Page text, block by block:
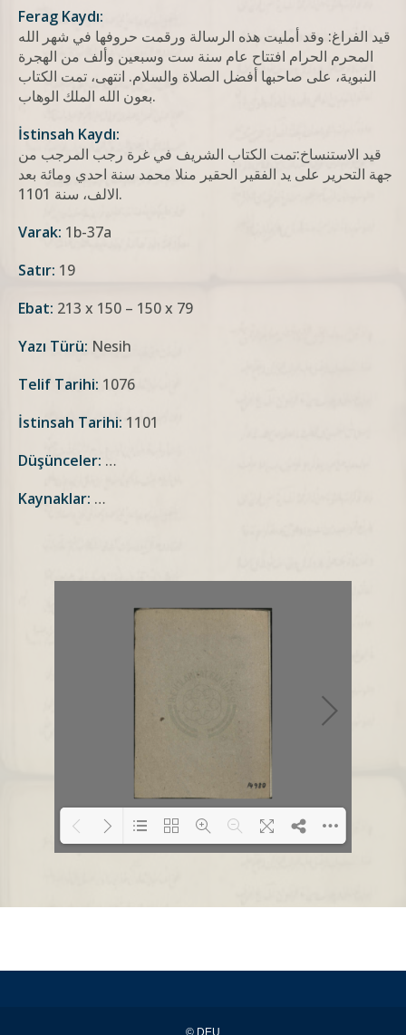
Ferag Kaydı:
قيد الفراغ: وقد أمليت هذه الرسالة ورقمت حروفها في شهر الله
المحرم الحرام افتتاح عام سنة ست وسبعين وألف من الهجرة
النبوية، على صاحبها أفضل الصلاة والسلام. انتهى، تمت الكتاب
بعون الله الملك الوهاب.
İstinsah Kaydı:
قيد الاستنساخ:تمت الکتاب الشریف في غرة رجب المرجب من
جهة التحریر علی ید الفقیر الحقیر منلا محمد سنة احدي ومائة بعد
الالف، سنة 1101.
Varak: 1b-37a
Satır: 19
Ebat: 213 x 150 – 150 x 79
Yazı Türü: Nesih
Telif Tarihi: 1076
İstinsah Tarihi: 1101
Düşünceler: …
Kaynaklar: …
© DEU